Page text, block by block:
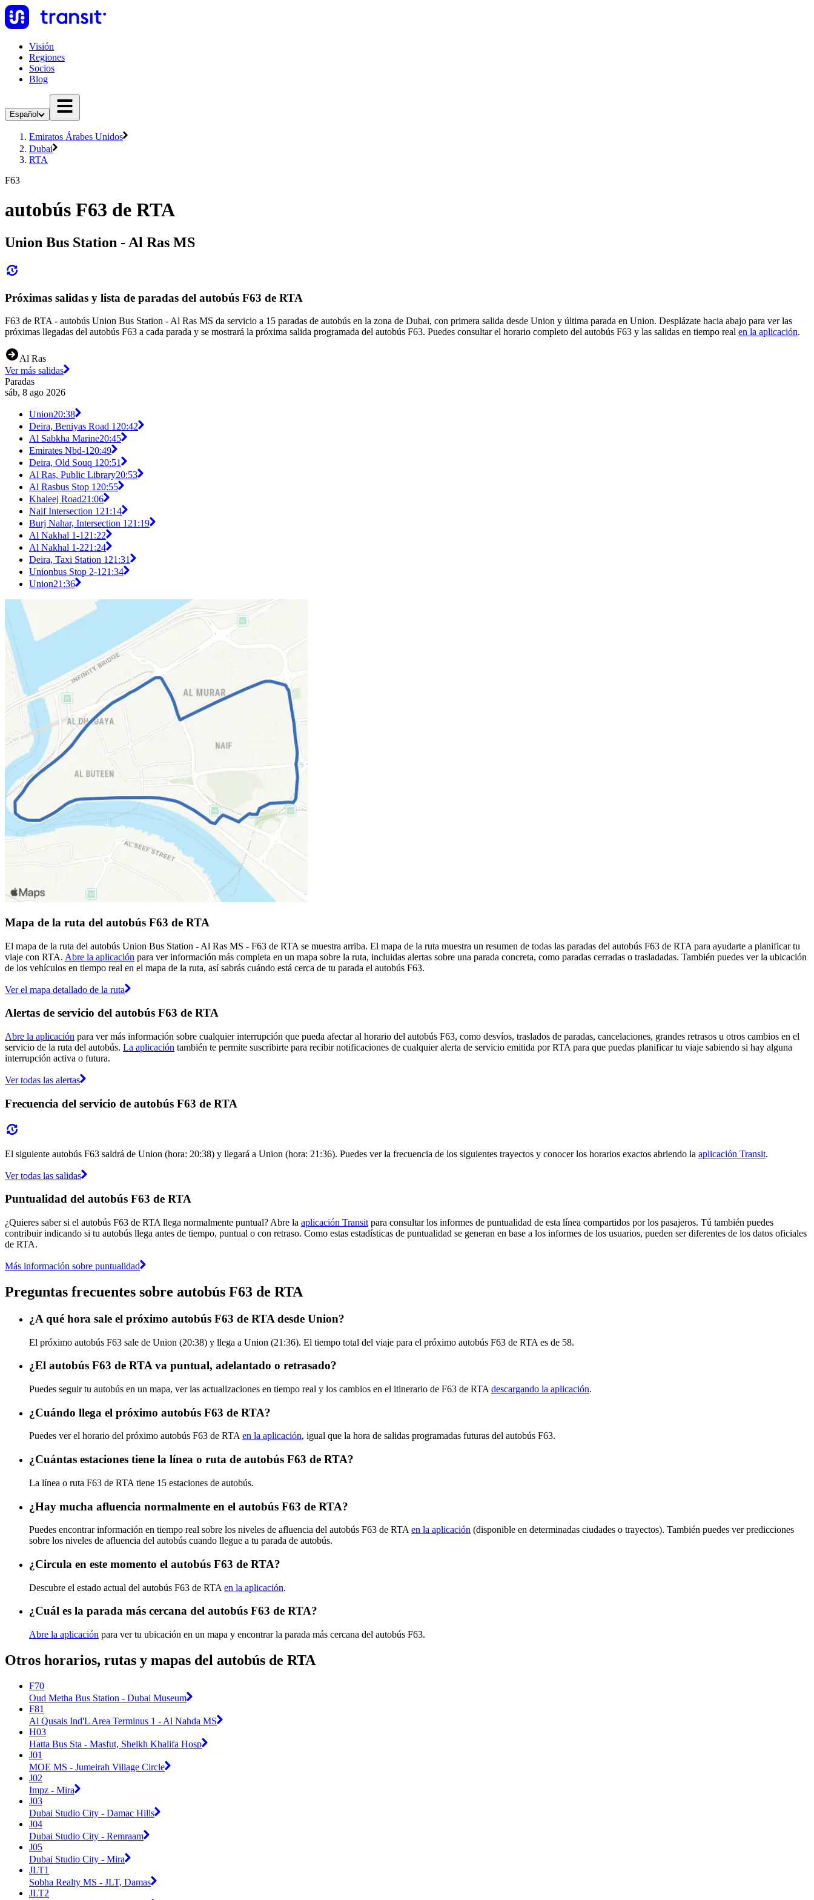
Visión
Regiones
Socios
Blog
Español
Emiratos Árabes Unidos
Dubai
RTA
F63
autobús F63 de RTA
Union Bus Station - Al Ras MS
Próximas salidas y lista de paradas del autobús F63 de RTA
F63 de RTA - autobús Union Bus Station - Al Ras MS da servicio a 15 paradas de autobús en la zona de Dubai, con primera salida desde Union y última parada en Union. Desplázate hacia abajo para ver las
próximas llegadas del autobús F63 a cada parada y se mostrará la próxima salida programada del autobús F63. Puedes consultar el horario completo del autobús F63 y las salidas en tiempo real en la aplicación.
Al Ras
Ver más salidas
Paradas
sáb, 8 ago 2026
Union20:38
Deira, Beniyas Road 1 20:42
Al Sabkha Marine20:45
Emirates Nbd-1 20:49
Deira, Old Souq 1 20:51
Al Ras, Public Library20:53
Al Rasbus Stop 1 20:55
Khaleej Road21:06
Naif Intersection 1 21:14
Burj Nahar, Intersection 1 21:19
Al Nakhal 1-1 21:22
Al Nakhal 1-221:24
Deira, Taxi Station 1 21:31
Unionbus Stop 2-1 21:34
Union21:36
Mapa de la ruta del autobús F63 de RTA
El mapa de la ruta del autobús Union Bus Station - Al Ras MS - F63 de RTA se muestra arriba. El mapa de la ruta muestra un resumen de todas las paradas del autobús F63 de RTA para ayudarte a planificar tu
viaje con RTA. Abre la aplicación para ver información más completa en un mapa sobre la ruta, incluidas alertas sobre una parada concreta, como paradas cerradas o trasladadas. También puedes ver la ubicación
de los vehículos en tiempo real en el mapa de la ruta, así sabrás cuándo está cerca de tu parada el autobús F63.
Ver el mapa detallado de la ruta
Alertas de servicio del autobús F63 de RTA
Abre la aplicación para ver más información sobre cualquier interrupción que pueda afectar al horario del autobús F63, como desvíos, traslados de paradas, cancelaciones, grandes retrasos u otros cambios en el
servicio de la ruta del autobús. La aplicación también te permite suscribirte para recibir notificaciones de cualquier alerta de servicio emitida por RTA para que puedas planificar tu viaje sabiendo si hay alguna
interrupción activa o futura.
Ver todas las alertas
Frecuencia del servicio de autobús F63 de RTA
El siguiente autobús F63 saldrá de Union (hora: 20:38) y llegará a Union (hora: 21:36). Puedes ver la frecuencia de los siguientes trayectos y conocer los horarios exactos abriendo la aplicación Transit.
Ver todas las salidas
Puntualidad del autobús F63 de RTA
¿Quieres saber si el autobús F63 de RTA llega normalmente puntual? Abre la aplicación Transit para consultar los informes de puntualidad de esta línea compartidos por los pasajeros. Tú también puedes
contribuir indicando si tu autobús llega antes de tiempo, puntual o con retraso. Como estas estadísticas de puntualidad se generan en base a los informes de los usuarios, pueden ser diferentes de los datos oficiales
de RTA.
Más información sobre puntualidad
Preguntas frecuentes sobre autobús F63 de RTA
¿A qué hora sale el próximo autobús F63 de RTA desde Union?
El próximo autobús F63 sale de Union (20:38) y llega a Union (21:36). El tiempo total del viaje para el próximo autobús F63 de RTA es de 58.
¿El autobús F63 de RTA va puntual, adelantado o retrasado?
Puedes seguir tu autobús en un mapa, ver las actualizaciones en tiempo real y los cambios en el itinerario de F63 de RTA descargando la aplicación.
¿Cuándo llega el próximo autobús F63 de RTA?
Puedes ver el horario del próximo autobús F63 de RTA en la aplicación, igual que la hora de salidas programadas futuras del autobús F63.
¿Cuántas estaciones tiene la línea o ruta de autobús F63 de RTA?
La línea o ruta F63 de RTA tiene 15 estaciones de autobús.
¿Hay mucha afluencia normalmente en el autobús F63 de RTA?
Puedes encontrar información en tiempo real sobre los niveles de afluencia del autobús F63 de RTA en la aplicación (disponible en determinadas ciudades o trayectos). También puedes ver predicciones
sobre los niveles de afluencia del autobús cuando llegue a tu parada de autobús.
¿Circula en este momento el autobús F63 de RTA?
Descubre el estado actual del autobús F63 de RTA en la aplicación.
¿Cuál es la parada más cercana del autobús F63 de RTA?
Abre la aplicación para ver tu ubicación en un mapa y encontrar la parada más cercana del autobús F63.
Otros horarios, rutas y mapas del autobús de RTA
F70
Oud Metha Bus Station - Dubai Museum
F81
Al Qusais Ind'L Area Terminus 1 - Al Nahda MS
H03
Hatta Bus Sta - Masfut, Sheikh Khalifa Hosp
J01
MOE MS - Jumeirah Village Circle
J02
Impz - Mira
J03
Dubai Studio City - Damac Hills
J04
Dubai Studio City - Remraam
J05
Dubai Studio City - Mira
JLT1
Sobha Realty MS - JLT, Damas
JLT2